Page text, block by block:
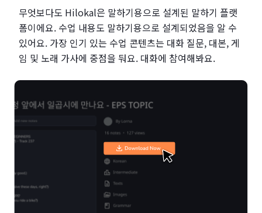
무엇보다도 Hilokal은 말하기용으로 설계된 말하기 플랫
폼이에요. 수업 내용도 말하기용으로 설계되었음을 알 수
있어요. 가장 인기 있는 수업 콘텐츠는 대화 질문, 대본, 게
임 및 노래 가사에 중점을 둬요. 대화에 참여해봐요.